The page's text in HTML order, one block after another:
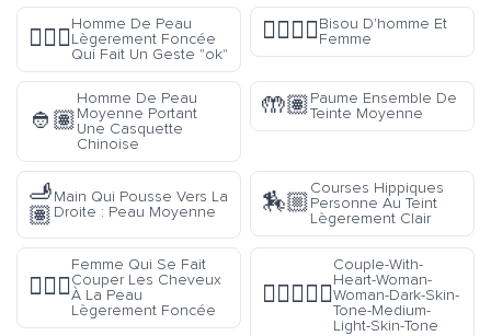
🙆🏾‍♂️
Homme De Peau
Lègerement Foncée
Qui Fait Un Geste "ok"
👩‍❤️‍💋‍👨Bisou D'homme Et
Femme
👲🏽
Homme De Peau
Moyenne Portant
Une Casquette
Chinoise
🤲🏽Paume Ensemble De
Teinte Moyenne
🫸
🏽
Main Qui Pousse Vers La
Droite : Peau Moyenne
🏇🏼
Courses Hippiques
Personne Au Teint
Lègerement Clair
💇🏾‍♀️
Femme Qui Se Fait
Couper Les Cheveux
À La Peau
Lègerement Foncée
👩🏿‍❤️‍👩🏼
Couple-With-
Heart-Woman-
Woman-Dark-Skin-
Tone-Medium-
Light-Skin-Tone